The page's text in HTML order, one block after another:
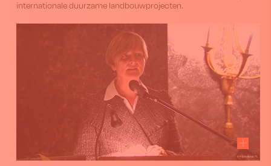
internationale duurzame landbouwprojecten.